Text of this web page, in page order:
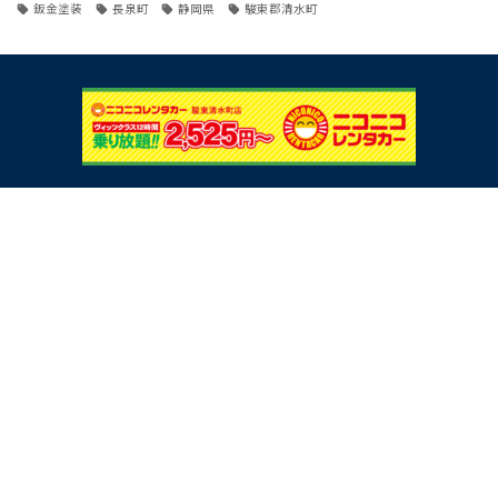
鈑金塗装 長泉町 静岡県 駿東郡清水町